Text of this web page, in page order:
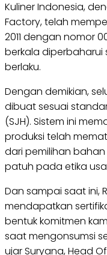
Kuliner Indonesia,
Factory, telah
2011 dengan nomor
berkala
berlaku.
Dengan demikian,
dibuat sesuai
(SJH). Sistem ini
produksi telah
dari pemilihan
patuh pada etika
Dan sampai saat ini,
mendapatkan
bentuk komitmen
saat mengonsumsi
ujar Suryana, Head